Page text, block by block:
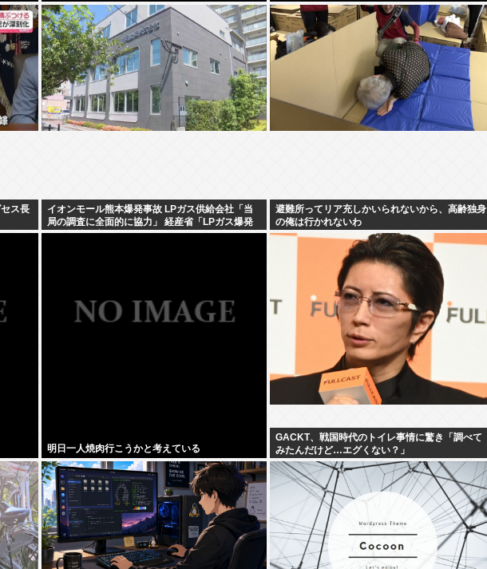
ス長
イオンモール熊本爆発事故 LPガス供給会社「当
局の調査に全面的に協力」 経産省「LPガス爆発
の可能性が高いとする見解で一致」と発表
避難所ってリア充しかいられないから、高齢独身
の俺は行かれないわ
明日一人焼肉行こうかと考えている
GACKT、戦国時代のトイレ事情に驚き「調べて
みたんだけど…エグくない？」